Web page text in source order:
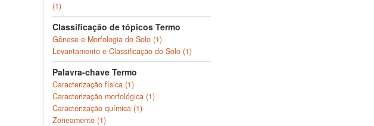
(1)
Classificação de tópicos Termo
Gênese e Morfologia do Solo (1)
Levantamento e Classificação do Solo (1)
Palavra-chave Termo
Caracterização física (1)
Caracterização morfológica (1)
Caracterização química (1)
Zoneamento (1)